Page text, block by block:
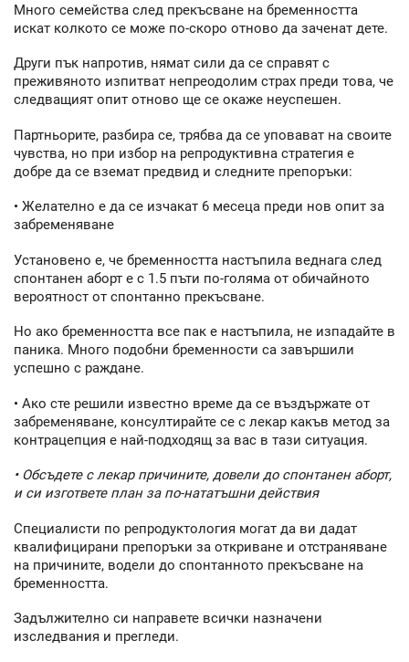
Много семейства след прекъсване на бременността
искат колкото се може по-скоро отново да заченат дете.
Други пък напротив, нямат сили да се справят с
преживяното изпитват непреодолим страх преди това, че
следващият опит отново ще се окаже неуспешен.
Партньорите, разбира се, трябва да се уповават на своите
чувства, но при избор на репродуктивна стратегия е
добре да се вземат предвид и следните препоръки:
• Желателно е да се изчакат 6 месеца преди нов опит за
забременяване
Установено е, че бременността настъпила веднага след
спонтанен аборт е с 1.5 пъти по-голяма от обичайното
вероятност от спонтанно прекъсване.
Но ако бременността все пак е настъпила, не изпадайте в
паника. Много подобни бременности са завършили
успешно с раждане.
• Ако сте решили известно време да се въздържате от
забременяване, консултирайте се с лекар какъв метод за
контрацепция е най-подходящ за вас в тази ситуация.
• Обсъдете с лекар причините, довели до спонтанен аборт,
и си изгответе план за по-нататъшни действия
Специалисти по репродуктология могат да ви дадат
квалифицирани препоръки за откриване и отстраняване
на причините, водели до спонтанното прекъсване на
бременността.
Задължително си направете всички назначени
изследвания и прегледи.